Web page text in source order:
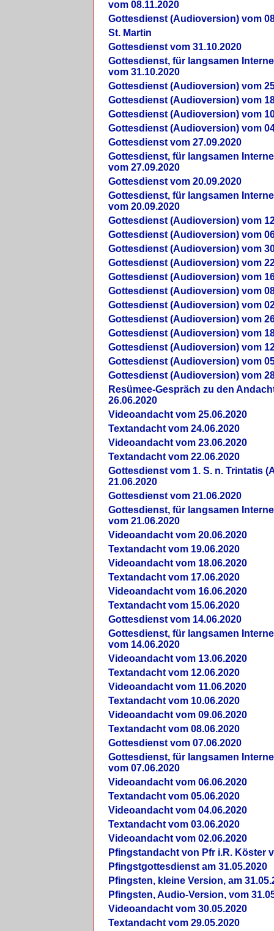
vom 08.11.2020
Gottesdienst (Audioversion) vom
St. Martin
Gottesdienst vom 31.10.2020
Gottesdienst, für langsamen
vom 31.10.2020
Gottesdienst (Audioversion) vom
Gottesdienst (Audioversion) vom
Gottesdienst (Audioversion) vom
Gottesdienst (Audioversion) vom
Gottesdienst vom 27.09.2020
Gottesdienst, für langsamen
vom 27.09.2020
Gottesdienst vom 20.09.2020
Gottesdienst, für langsamen
vom 20.09.2020
Gottesdienst (Audioversion) vom
Gottesdienst (Audioversion) vom
Gottesdienst (Audioversion) vom
Gottesdienst (Audioversion) vom
Gottesdienst (Audioversion) vom
Gottesdienst (Audioversion) vom
Gottesdienst (Audioversion) vom
Gottesdienst (Audioversion) vom
Gottesdienst (Audioversion) vom
Gottesdienst (Audioversion) vom
Gottesdienst (Audioversion) vom
Gottesdienst (Audioversion) vom
Re­sü­mee-Gespräch zu den
26.06.2020
Videoandacht vom 25.06.2020
Textandacht vom 24.06.2020
Videoandacht vom 23.06.2020
Textandacht vom 22.06.2020
Gottesdienst vom 1. S. n. Trintatis
21.06.2020
Gottesdienst vom 21.06.2020
Gottesdienst, für langsamen
vom 21.06.2020
Videoandacht vom 20.06.2020
Textandacht vom 19.06.2020
Videoandacht vom 18.06.2020
Textandacht vom 17.06.2020
Videoandacht vom 16.06.2020
Textandacht vom 15.06.2020
Gottesdienst vom 14.06.2020
Gottesdienst, für langsamen
vom 14.06.2020
Videoandacht vom 13.06.2020
Textandacht vom 12.06.2020
Videoandacht vom 11.06.2020
Textandacht vom 10.06.2020
Videoandacht vom 09.06.2020
Textandacht vom 08.06.2020
Gottesdienst vom 07.06.2020
Gottesdienst, für langsamen
vom 07.06.2020
Videoandacht vom 06.06.2020
Textandacht vom 05.06.2020
Videoandacht vom 04.06.2020
Textandacht vom 03.06.2020
Videoandacht vom 02.06.2020
Pfingstandacht von Pfr i.R. Köster
Pfingstgottesdienst am 31.05.2020
Pfingsten, kleine Version, am
Pfingsten, Audio-Version, vom
Videoandacht vom 30.05.2020
Textandacht vom 29.05.2020